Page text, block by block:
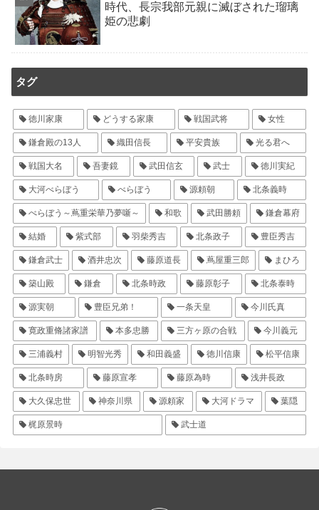
時代、長宗我部元親に滅ぼされた瑠璃
姫の悲劇
タグ
徳川家康 どうする家康 戦国武将 女性
鎌倉殿の13人 織田信長 平安貴族 光る君へ
戦国大名 吾妻鏡 武田信玄 武士 徳川実紀
大河べらぼう べらぼう 源頼朝 北条義時
べらぼう～蔦重栄華乃夢噺～ 和歌 武田勝頼 鎌倉幕府
結婚 紫式部 羽柴秀吉 北条政子 豊臣秀吉
鎌倉武士 酒井忠次 藤原道長 蔦屋重三郎 まひろ
築山殿 鎌倉 北条時政 藤原彰子 北条泰時
源実朝 豊臣兄弟！ 一条天皇 今川氏真
寛政重脩諸家譜 本多忠勝 三方ヶ原の合戦 今川義元
三浦義村 明智光秀 和田義盛 徳川信康 松平信康
北条時房 藤原宣孝 藤原為時 浅井長政
大久保忠世 神奈川県 源頼家 大河ドラマ 葉隠
梶原景時 武士道